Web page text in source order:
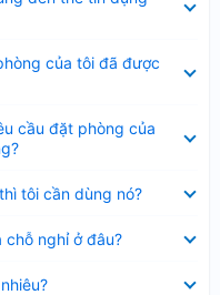
của tôi đã được
cầu đặt phòng của
tôi cần dùng nó?
chỗ nghỉ ở đâu?